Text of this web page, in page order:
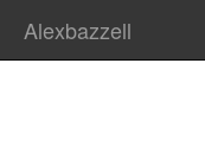
Alexbazzell